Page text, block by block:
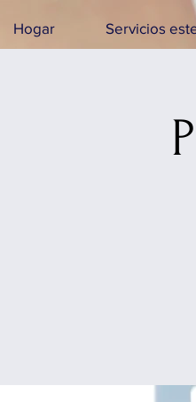
Hogar Servicios